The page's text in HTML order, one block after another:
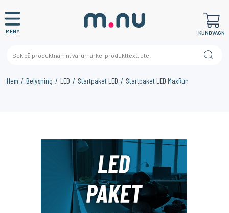
MENY KUNDVAGN
Hem Belysning LED Startpaket LED Startpaket LED MaxRun